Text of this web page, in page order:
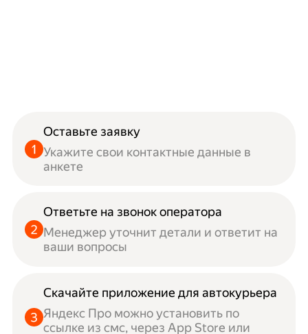
Оставьте заявку
Укажите свои контактные данные в
анкете
Ответьте на звонок оператора
Менеджер уточнит детали и ответит на
ваши вопросы
Скачайте приложение для автокурьера
Яндекс Про можно установить по
ссылке из смс, через App Store или